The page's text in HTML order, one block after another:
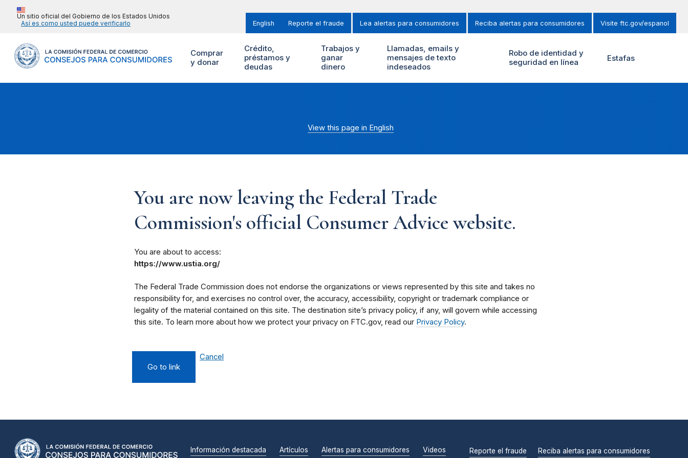
Un sitio oficial del Gobierno de los Estados Unidos
Así es como usted puede verificarlo
English Reporte el fraude Lea alertas para consumidores Reciba alertas para consumidores Visite ftc.gov/espanol
Comprar
y donar
Crédito,
préstamos y
deudas
Trabajos y
ganar
dinero
Llamadas, emails y
mensajes de texto
indeseados
Robo de identidad y
seguridad en línea
Estafas
View this page in English
You are now leaving the Federal Trade
Commission's official Consumer Advice website.
You are about to access:
https://www.ustia.org/
The Federal Trade Commission does not endorse the organizations or views represented by this site and takes no
responsibility for, and exercises no control over, the accuracy, accessibility, copyright or trademark compliance or
legality of the material contained on this site. The destination site’s privacy policy, if any, will govern while accessing
this site. To learn more about how we protect your privacy on FTC.gov, read our Privacy Policy.
Go to link
Cancel
Información destacada Artículos Alertas para consumidores Videos Reporte el fraude Reciba alertas para consumidores